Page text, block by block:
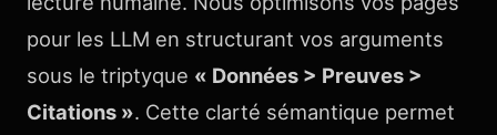
pour les LLM en structurant vos arguments
sous le triptyque « Données > Preuves >
Citations ». Cette clarté sémantique permet